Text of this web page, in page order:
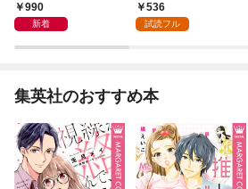
990
新着
536
試読フル
集英社のおすすめ本